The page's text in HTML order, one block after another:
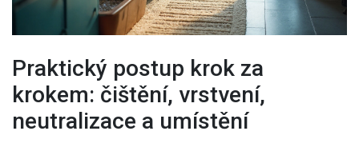
Praktický postup krok za
krokem: čištění, vrstvení,
neutralizace a umístění